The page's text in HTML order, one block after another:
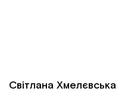
Світлана Хмелєвська